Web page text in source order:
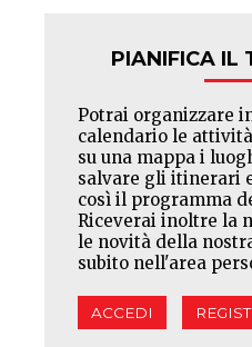
PIANIFICA IL
Potrai organizzare
calendario le
su una mappa i
salvare gli itinerari
così il programma
Riceverai inoltre la
le novità della
subito nell'area
ACCEDI